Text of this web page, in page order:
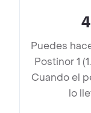
4
Puedes
Postinor 1
Cuando el
lo